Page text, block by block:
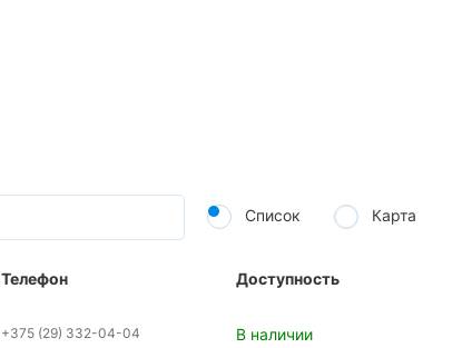
Список Карта
Телефон Доступность
+375 (29) 332-04-04 В наличии